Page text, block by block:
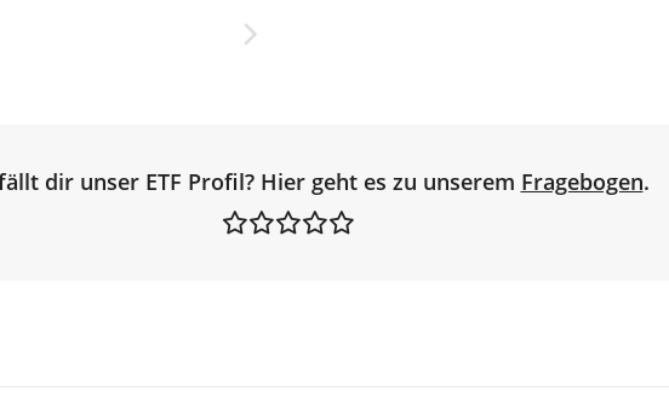
dir unser ETF Profil? Hier geht es zu unserem Fragebogen.